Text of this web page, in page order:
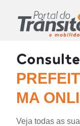
MA
Veja todas as